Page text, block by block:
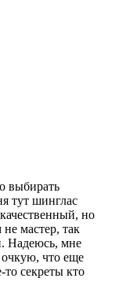
выбирать
тут шинглас
но
не мастер, так
Надеюсь, мне
очкую, что еще
секреты кто